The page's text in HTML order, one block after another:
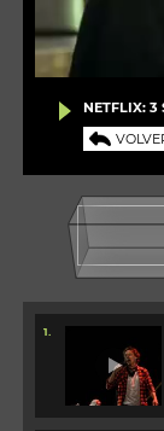
NETFLIX: 3
1.